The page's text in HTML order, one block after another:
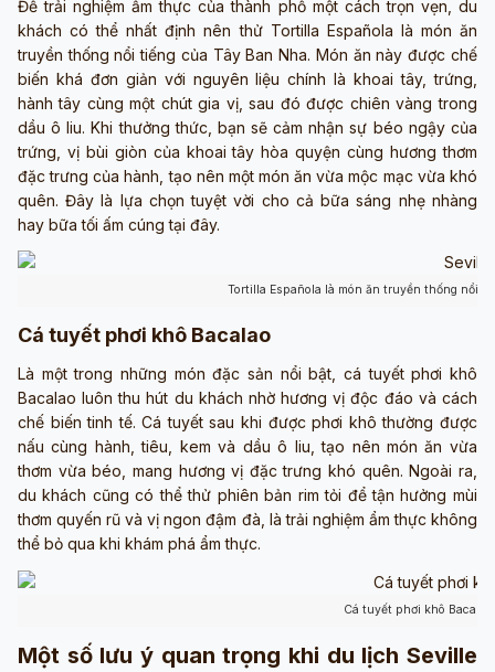
Để trải nghiệm ẩm thực của thành phố một cách trọn vẹn, du
khách có thể nhất định nên thử Tortilla Española là món ăn
truyền thống nổi tiếng của Tây Ban Nha. Món ăn này được chế
biến khá đơn giản với nguyên liệu chính là khoai tây, trứng,
hành tây cùng một chút gia vị, sau đó được chiên vàng trong
dầu ô liu. Khi thưởng thức, bạn sẽ cảm nhận sự béo ngậy của
trứng, vị bùi giòn của khoai tây hòa quyện cùng hương thơm
đặc trưng của hành, tạo nên một món ăn vừa mộc mạc vừa khó
quên. Đây là lựa chọn tuyệt vời cho cả bữa sáng nhẹ nhàng
hay bữa tối ấm cúng tại đây.
Tortilla Española là món ăn truyền thống nổi
Cá tuyết phơi khô Bacalao
Là một trong những món đặc sản nổi bật, cá tuyết phơi khô
Bacalao luôn thu hút du khách nhờ hương vị độc đáo và cách
chế biến tinh tế. Cá tuyết sau khi được phơi khô thường được
nấu cùng hành, tiêu, kem và dầu ô liu, tạo nên món ăn vừa
thơm vừa béo, mang hương vị đặc trưng khó quên. Ngoài ra,
du khách cũng có thể thử phiên bản rim tỏi để tận hưởng mùi
thơm quyến rũ và vị ngon đậm đà, là trải nghiệm ẩm thực không
thể bỏ qua khi khám phá ẩm thực.
Cá tuyết phơi khô
Một số lưu ý quan trọng khi du lịch Seville